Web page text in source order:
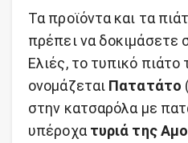
Τα προϊόντα και τα
πρέπει να δοκιμάσετε
Ελιές, το τυπικό
ονομάζεται Πατατάτο
στην κατσαρόλα με
υπέροχα τυριά της